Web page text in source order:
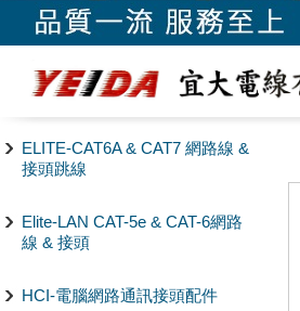
ELITE-CAT6A & CAT7 網路線 &
接頭跳線
Elite-LAN CAT-5e & CAT-6網路
線 & 接頭
HCI-電腦網路通訊接頭配件